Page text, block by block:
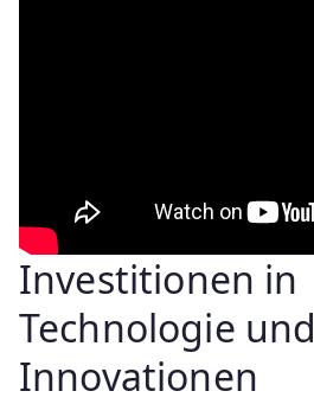
Investitionen in
Technologie und
Innovationen